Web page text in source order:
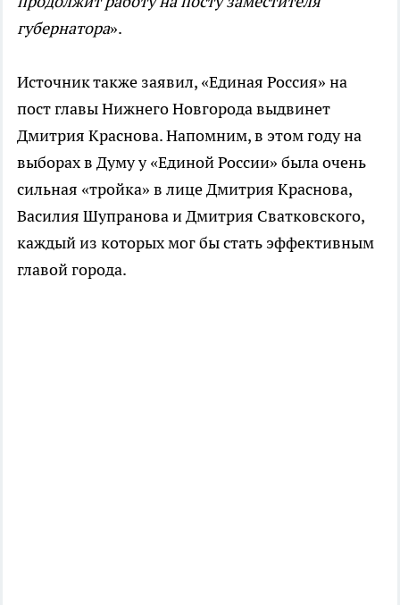
губернатора».
Источник также заявил, «Единая Россия» на
пост главы Нижнего Новгорода выдвинет
Дмитрия Краснова. Напомним, в этом году на
выборах в Думу у «Единой России» была очень
сильная «тройка» в лице Дмитрия Краснова,
Василия Шупранова и Дмитрия Сватковского,
каждый из которых мог бы стать эффективным
главой города.